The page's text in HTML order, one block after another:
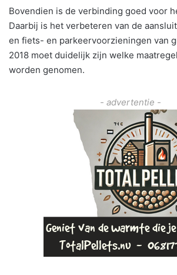
Bovendien is de verbinding goed voor
Daarbij is het verbeteren van de
en fiets- en parkeervoorzieningen van
2018 moet duidelijk zijn welke
worden genomen.
- advertentie -